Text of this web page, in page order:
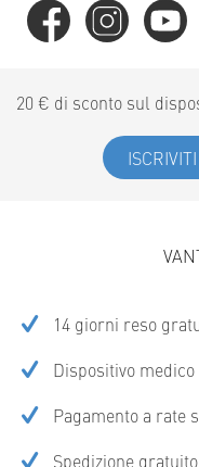
20 € di sconto sul
14 giorni reso
Dispositivo medico
Pagamento a rate
Spedizione